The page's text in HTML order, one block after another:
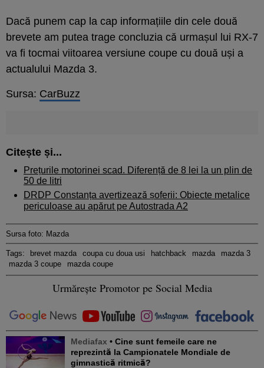
Dacă punem cap la cap informațiile din cele două
brevete am putea trage concluzia că urmașul lui RX-7
va fi tocmai viitoarea versiune coupe cu două uși a
actualului Mazda 3.
Sursa: CarBuzz
Citește și...
Prețurile motorinei scad. Diferență de 8 lei la un plin de
50 de litri
DRDP Constanța avertizează șoferii: Obiecte metalice
periculoase au apărut pe Autostrada A2
Sursa foto: Mazda
Tags: brevet mazda coupa cu doua usi hatchback mazda
mazda 3
mazda 3 coupe
mazda coupe
Urmărește Promotor pe Social Media
Mediafax • Cine sunt femeile care ne
reprezintă la Campionatele Mondiale de
gimnastică ritmică?